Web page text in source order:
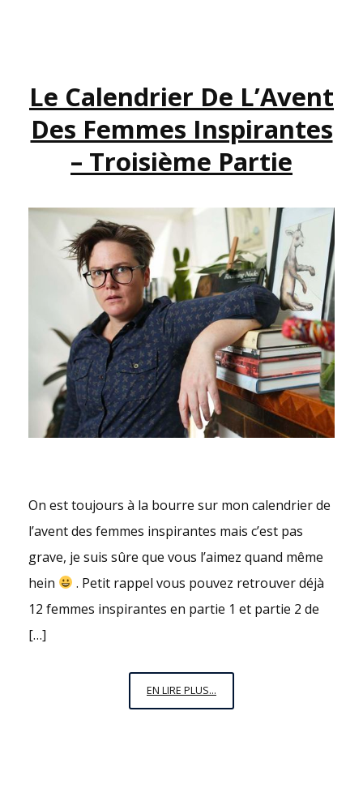
INSPIRANTES
–
QUATRIÈME
PARTIE
Le Calendrier De L’Avent
Des Femmes Inspirantes
– Troisième Partie
On est toujours à la bourre sur mon calendrier de
l’avent des femmes inspirantes mais c’est pas
grave, je suis sûre que vous l’aimez quand même
hein
. Petit rappel vous pouvez retrouver déjà
12 femmes inspirantes en partie 1 et partie 2 de
[…]
EN LIRE PLUS...
CALENDRIER